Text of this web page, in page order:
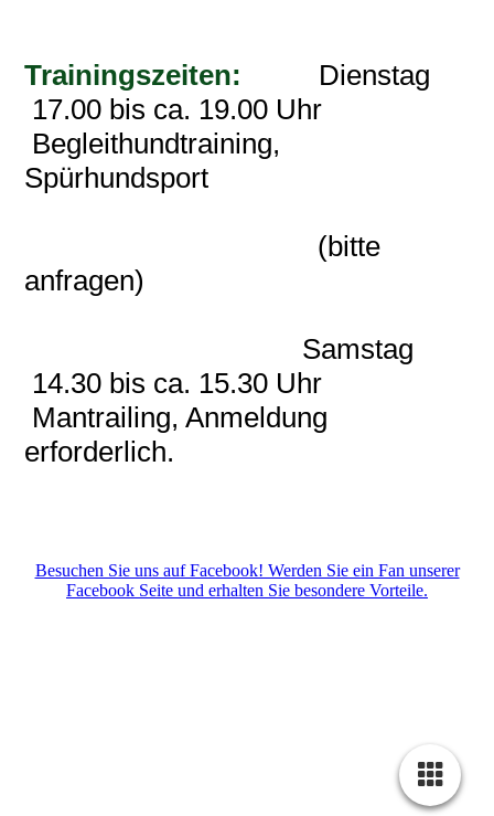
Trainingszeiten: Dienstag
17.00 bis ca. 19.00 Uhr
Begleithundtraining,
Spürhundsport
(bitte
anfragen)
Samstag
14.30 bis ca. 15.30 Uhr
Mantrailing, Anmeldung
erforderlich.
Besuchen Sie uns auf Facebook! Werden Sie ein Fan unserer
Facebook Seite und erhalten Sie besondere Vorteile.